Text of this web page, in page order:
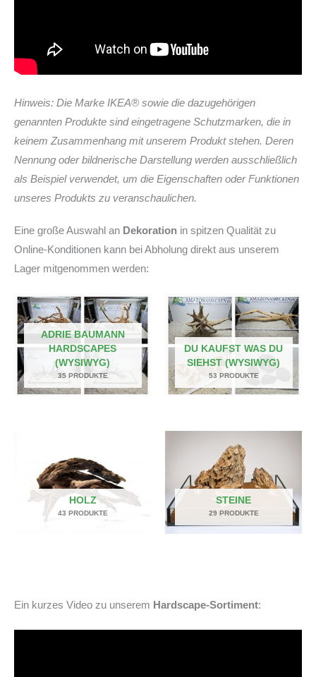
Hinweis: Die Marke IKEA® sowie die dazugehörigen
genannten Produkte sind eingetragene Schutzmarken, die in
keinem Zusammenhang mit unserem Produkt stehen. Deren
Nennung oder bildnerische Darstellung werden ausschließlich
als Beispiel verwendet, um die Eigenschaften oder Funktionen
unseres Produkts zu veranschaulichen.
Eine große Auswahl an Dekoration in spitzen Qualität zu
Online-Konditionen kann bei Abholung direkt aus unserem
Lager mitgenommen werden:
ADRIE BAUMANN
HARDSCAPES
(WYSIWYG)
35 PRODUKTE
DU KAUFST WAS DU
SIEHST (WYSIWYG)
53 PRODUKTE
HOLZ
43 PRODUKTE
STEINE
29 PRODUKTE
Ein kurzes Video zu unserem Hardscape-Sortiment: